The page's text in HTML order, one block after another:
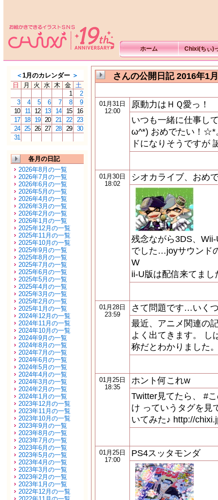
ホーム Chixi(ちぃ)
＜1月のカレンダー ＞
日
月 火 水 木 金 土
1
2
3
4 5 6 7 8
9
10
11 12 13 14 15
16
17
18 19 20 21 22
23
24 25 26 27 28 29
30
31
各月の日記
2026年8月の一覧
2026年7月の一覧
2026年6月の一覧
2026年5月の一覧
2026年4月の一覧
2026年3月の一覧
2026年2月の一覧
2026年1月の一覧
2025年12月の一覧
2025年11月の一覧
2025年10月の一覧
2025年9月の一覧
2025年8月の一覧
2025年7月の一覧
2025年6月の一覧
2025年5月の一覧
2025年4月の一覧
2025年3月の一覧
2025年2月の一覧
2025年1月の一覧
2024年12月の一覧
2024年11月の一覧
2024年10月の一覧
2024年9月の一覧
2024年8月の一覧
2024年7月の一覧
2024年6月の一覧
2024年5月の一覧
2024年4月の一覧
2024年3月の一覧
2024年2月の一覧
2024年1月の一覧
2023年12月の一覧
2023年11月の一覧
2023年10月の一覧
2023年9月の一覧
2023年8月の一覧
2023年7月の一覧
2023年6月の一覧
2023年5月の一覧
2023年4月の一覧
2023年3月の一覧
2023年2月の一覧
2023年1月の一覧
2022年12月の一覧
さんの公開日記 2016年1月
01月31日
12:00
原動力はＨＱ愛っ！
いつも一緒に仕事し
ω^*) おめでたい！☆*
ドになりそうですが
01月30日
18:02
シオカライブ、おめ
残念ながら3DS、
でした…joyサウンド
W
ii-U版は配信来てま
01月28日
23:59
さて問題です…いく
最近、アニメ関連の
よく出てきます。 し
称だとわかりました
01月25日
18:35
ホント何これw
Twitter見てたら、 #
け っていうタグを見
いてみた♪ http://
01月25日
17:00
PS4スッタモンダ